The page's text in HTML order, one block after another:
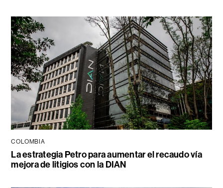
COLOMBIA
La estrategia Petro para aumentar el recaudo vía
mejora de litigios con la DIAN